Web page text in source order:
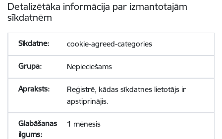
Detalizētāka informācija par izmantotajām
sīkdatnēm
cookie-agreed-categories
Nepieciešams
Reģistrē, kādas sīkdatnes lietotājs ir
apstiprinājis.
1 mēnesis